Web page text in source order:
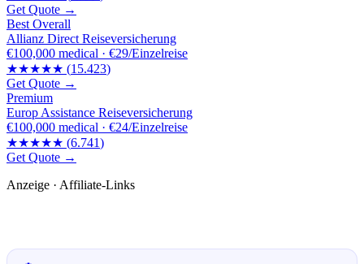
Get Quote →
Best Overall
Allianz Direct Reiseversicherung
€100,000 medical · €29/Einzelreise
★★★★★ (15.423)
Get Quote →
Premium
Europ Assistance Reiseversicherung
€100,000 medical · €24/Einzelreise
★★★★★ (6.741)
Get Quote →
Anzeige · Affiliate-Links